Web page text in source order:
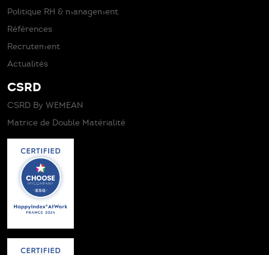
Politique RH & management
Références
Recrutement
Actualités
CSRD
CSRD By WEMEAN
Matrice de Double Matérialité